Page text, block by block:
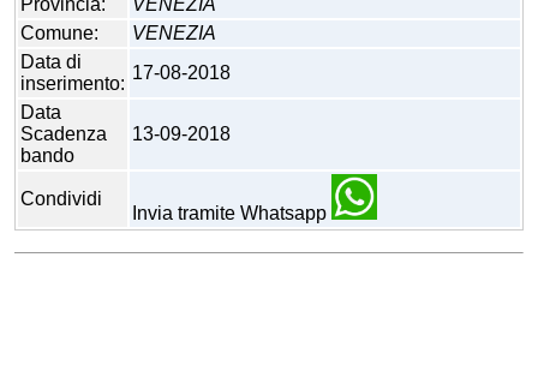
Provincia:
VENEZIA
Comune:
VENEZIA
Data di
inserimento:
17-08-2018
Data
Scadenza
bando
13-09-2018
Condividi
Invia tramite Whatsapp